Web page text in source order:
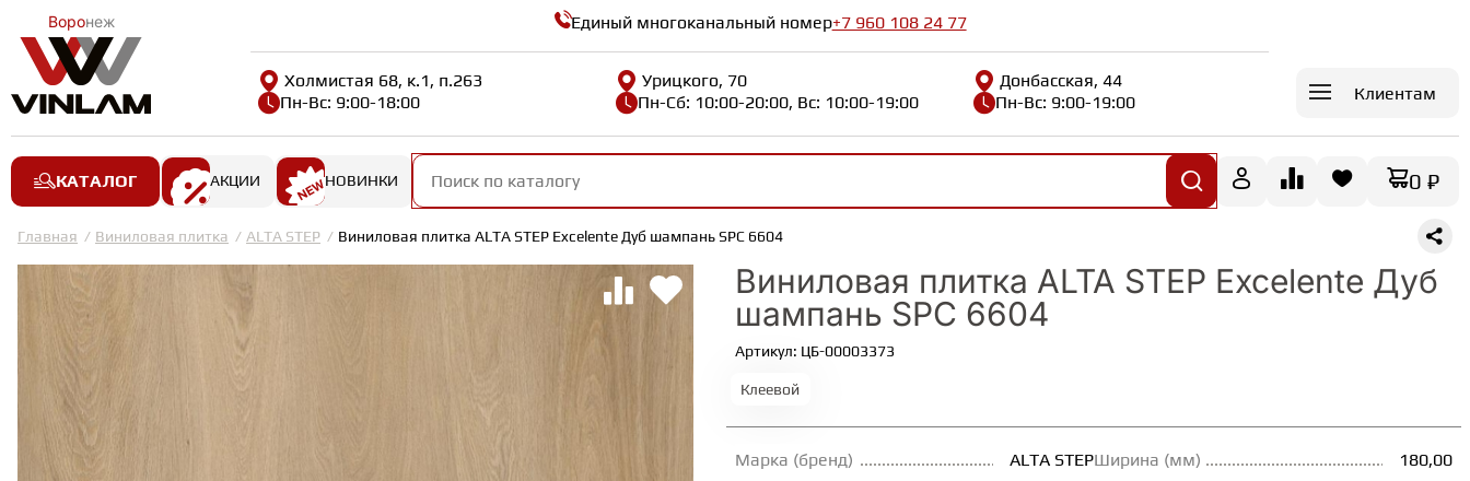
Воронеж Единый многоканальный номер+7 960 108 24 77
Холмистая 68, к.1, п.263
Пн-Вс: 9:00-18:00
Урицкого, 70
Пн-Сб: 10:00-20:00, Вс: 10:00-19:00
Донбасская, 44
Пн-Вс: 9:00-19:00
Клиентам
КАТАЛОГ АКЦИИ НОВИНКИ 0 ₽
Главная Виниловая плитка ALTA STEP Виниловая плитка ALTA STEP Excelente Дуб шампань SPC 6604
Виниловая плитка ALTA STEP Excelente Дуб
шампань SPC 6604
Артикул: ЦБ-00003373
Клеевой
Марка (бренд)
ALTA STEPШирина (мм)
180,00